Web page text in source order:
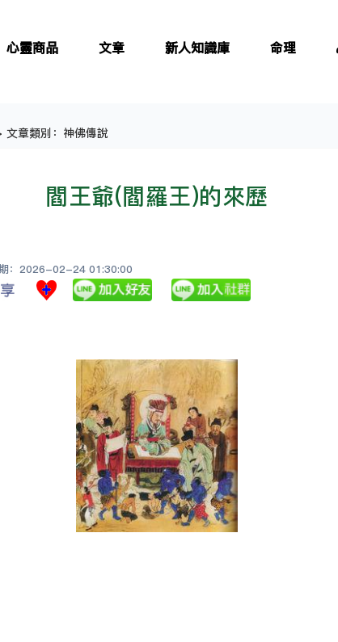
心靈商品 文章 新人知識庫 命理
文章類別：神佛傳說
閻王爺(閻羅王)的來歷
：2026-02-24 01:30:00